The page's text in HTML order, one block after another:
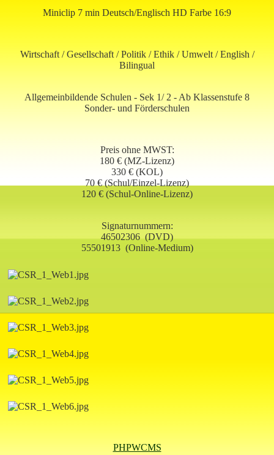
Miniclip 7 min Deutsch/Englisch HD Farbe 16:9
Wirtschaft / Gesellschaft / Politik / Ethik / Umwelt / English /
Bilingual
Allgemeinbildende Schulen - Sek 1/ 2 - Ab Klassenstufe 8
Sonder- und Förderschulen
Preis ohne MWST:
180 € (MZ-Lizenz)
330 € (KOL)
70 € (Schul/Einzel-Lizenz)
120 € (Schul-Online-Lizenz)
Signaturnummern:
46502306(DVD)
55501913(Online-Medium)
PHPWCMS